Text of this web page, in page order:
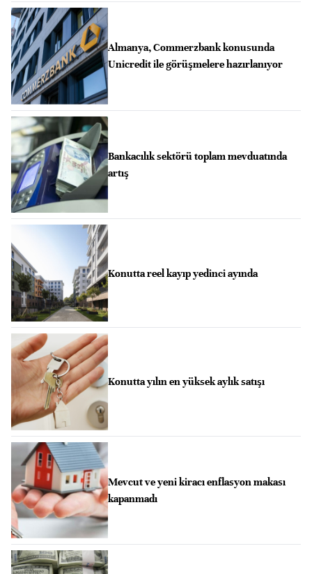
Almanya, Commerzbank konusunda
Unicredit ile görüşmelere hazırlanıyor
Bankacılık sektörü toplam mevduatında
artış
Konutta reel kayıp yedinci ayında
Konutta yılın en yüksek aylık satışı
Mevcut ve yeni kiracı enflasyon makası
kapanmadı